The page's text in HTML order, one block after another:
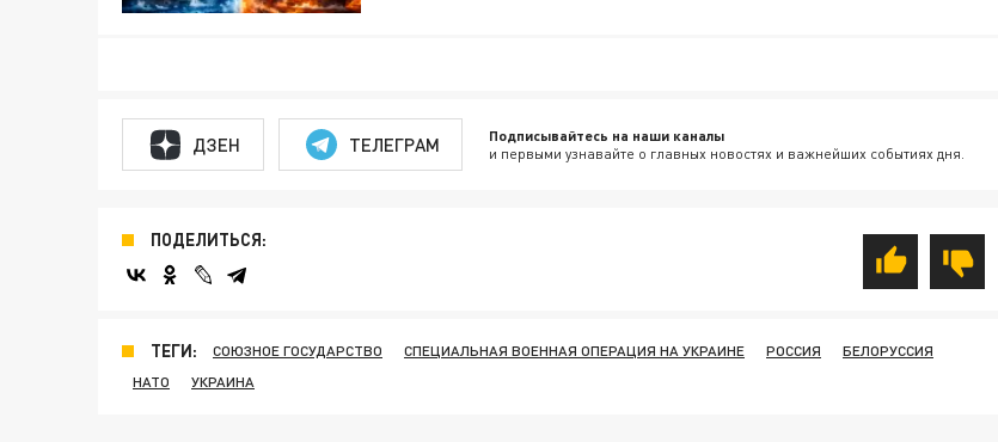
ДЗЕН ТЕЛЕГРАМ Подписывайтесь на наши каналы
и первыми узнавайте о главных новостях и важнейших событиях дня.
ПОДЕЛИТЬСЯ:
ТЕГИ: СОЮЗНОЕ ГОСУДАРСТВО СПЕЦИАЛЬНАЯ ВОЕННАЯ ОПЕРАЦИЯ НА УКРАИНЕ РОССИЯ
БЕЛОРУССИЯ
НАТО
УКРАИНА